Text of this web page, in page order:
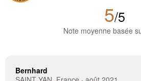
5/5
Note moyenne basée
Bernhard